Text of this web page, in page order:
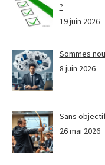
?
19 juin 2026
Sommes
8 juin 2026
Sans
26 mai 2026